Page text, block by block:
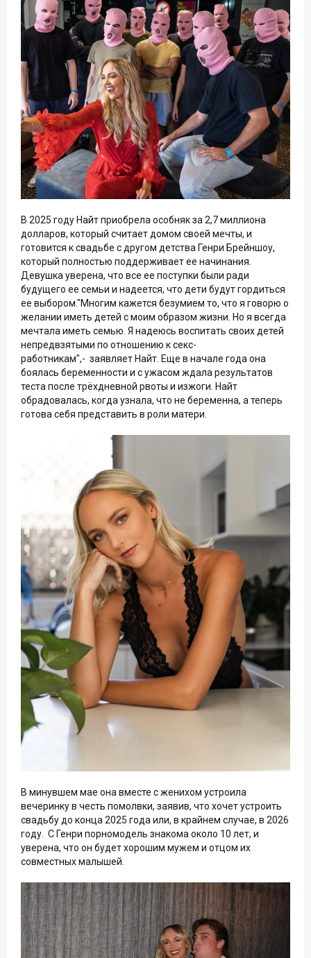
В 2025 году Найт приобрела особняк за 2,7 миллиона
долларов, который считает домом своей мечты, и
готовится к свадьбе с другом детства Генри Брейншоу,
который полностью поддерживает ее начинания.
Девушка уверена, что все ее поступки были ради
будущего ее семьи и надеется, что дети будут гордиться
ее выбором."Многим кажется безумием то, что я говорю о
желании иметь детей с моим образом жизни. Но я всегда
мечтала иметь семью. Я надеюсь воспитать своих детей
непредвзятыми по отношению к секс-
работникам",- заявляет Найт. Еще в начале года она
боялась беременности и с ужасом ждала результатов
теста после трёхдневной рвоты и изжоги. Найт
обрадовалась, когда узнала, что не беременна, а теперь
готова себя представить в роли матери.
В минувшем мае она вместе с женихом устроила
вечеринку в честь помолвки, заявив, что хочет устроить
свадьбу до конца 2025 года или, в крайнем случае, в 2026
году. С Генри порномодель знакома около 10 лет, и
уверена, что он будет хорошим мужем и отцом их
совместных малышей.